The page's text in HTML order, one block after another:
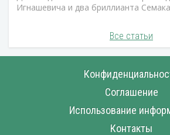
Игнашевича и два бриллианта
Все статьи
Соглашение
Использование
Контакты